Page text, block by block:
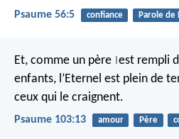
Psaume 56:5 confiance Parole de
Et, comme un père est rempli
enfants, l’Eternel est plein de
ceux qui le craignent.
Psaume 103:13 amour Père